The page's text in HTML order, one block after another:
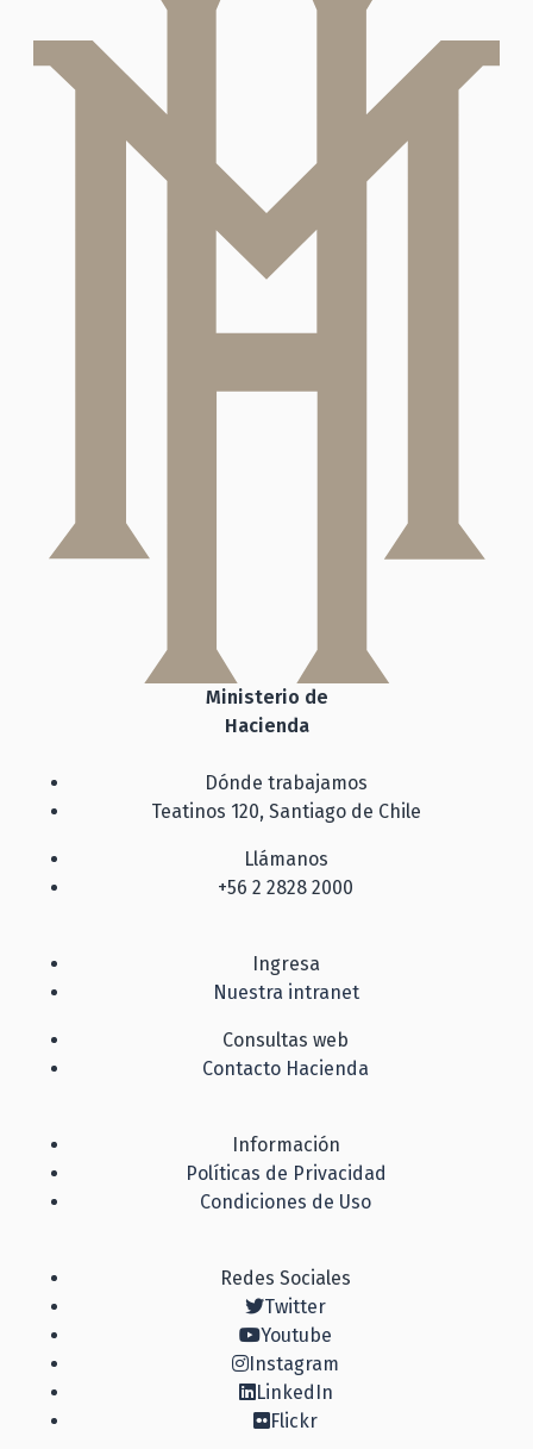
Ministerio de
Hacienda
Dónde trabajamos
Teatinos 120, Santiago de Chile
Llámanos
+56 2 2828 2000
Ingresa
Nuestra intranet
Consultas web
Contacto Hacienda
Información
Políticas de Privacidad
Condiciones de Uso
Redes Sociales
Twitter
Youtube
Instagram
LinkedIn
Flickr